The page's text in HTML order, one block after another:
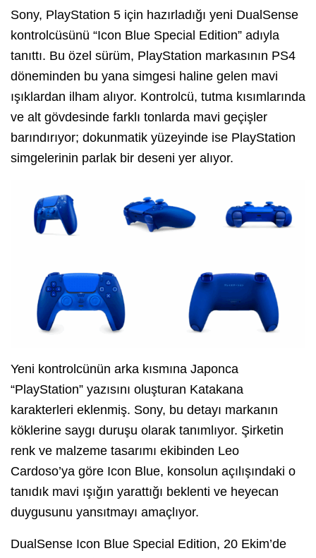
Sony, PlayStation 5 için hazırladığı yeni DualSense
kontrolcüsünü “Icon Blue Special Edition” adıyla
tanıttı. Bu özel sürüm, PlayStation markasının PS4
döneminden bu yana simgesi haline gelen mavi
ışıklardan ilham alıyor. Kontrolcü, tutma kısımlarında
ve alt gövdesinde farklı tonlarda mavi geçişler
barındırıyor; dokunmatik yüzeyinde ise PlayStation
simgelerinin parlak bir deseni yer alıyor.
Yeni kontrolcünün arka kısmına Japonca
“PlayStation” yazısını oluşturan Katakana
karakterleri eklenmiş. Sony, bu detayı markanın
köklerine saygı duruşu olarak tanımlıyor. Şirketin
renk ve malzeme tasarımı ekibinden Leo
Cardoso’ya göre Icon Blue, konsolun açılışındaki o
tanıdık mavi ışığın yarattığı beklenti ve heyecan
duygusunu yansıtmayı amaçlıyor.
DualSense Icon Blue Special Edition, 20 Ekim’de